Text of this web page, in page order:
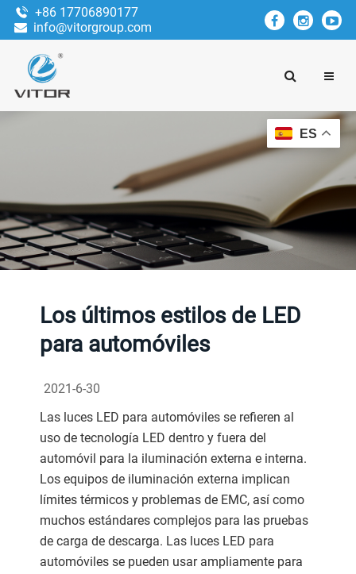
+86 17706890177
info@vitorgroup.com
Los últimos estilos de LED
para automóviles
2021-6-30
Las luces LED para automóviles se refieren al
uso de tecnología LED dentro y fuera del
automóvil para la iluminación externa e interna.
Los equipos de iluminación externa implican
límites térmicos y problemas de EMC, así como
muchos estándares complejos para las pruebas
de carga de descarga. Las luces LED para
automóviles se pueden usar ampliamente para
ES